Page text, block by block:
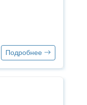
Подробнее